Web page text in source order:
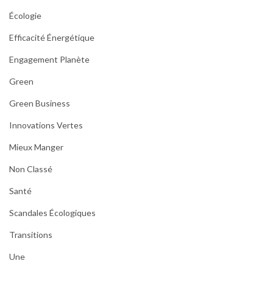
Écologie
Efficacité Énergétique
Engagement Planète
Green
Green Business
Innovations Vertes
Mieux Manger
Non Classé
Santé
Scandales Écologiques
Transitions
Une